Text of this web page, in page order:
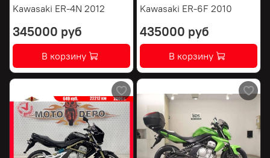
Kawasaki ER-4N 2012
345000 руб
В корзину
Kawasaki ER-6F 2010
435000 руб
В корзину